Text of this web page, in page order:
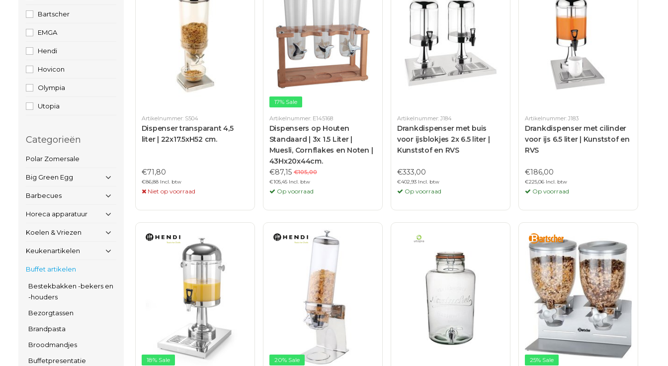
Bartscher
EMGA
Hendi
Hovicon
Olympia
Utopia
Categorieën
Polar Zomersale
Big Green Egg
Barbecues
Horeca apparatuur
Koelen & Vriezen
Keukenartikelen
Buffet artikelen
Bestekbakken -bekers en
-houders
Bezorgtassen
Brandpasta
Broodmandjes
Buffetpresentatie
Artikelnummer: S504
Dispenser transparant 4,5
liter | 22x17.5xH52 cm.
€71,80
€86,88 Incl. btw
Niet op voorraad
17% Sale
Artikelnummer: E145168
Dispensers op Houten
Standaard | 3x 1.5 Liter |
Muesli, Cornflakes en Noten |
43Hx20x44cm.
€87,15 €105,00
€105,45 Incl. btw
Op voorraad
Artikelnummer: J184
Drankdispenser met buis
voor ijsblokjes 2x 6.5 liter |
Kunststof en RVS
€333,00
€402,93 Incl. btw
Op voorraad
Artikelnummer: J183
Drankdispenser met cilinder
voor ijs 6.5 liter | Kunststof en
RVS
€186,00
€225,06 Incl. btw
Op voorraad
18% Sale 20% Sale 25% Sale